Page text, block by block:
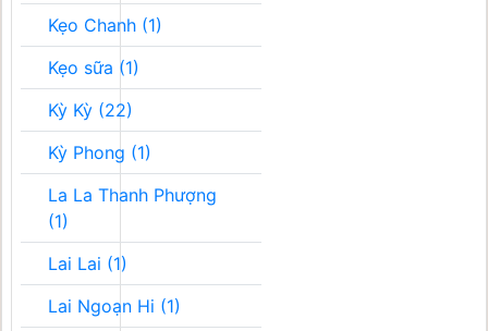
Kẹo Chanh (1)
Kẹo sữa (1)
Kỳ Kỳ (22)
Kỳ Phong (1)
La La Thanh Phượng
(1)
Lai Lai (1)
Lai Ngoạn Hi (1)